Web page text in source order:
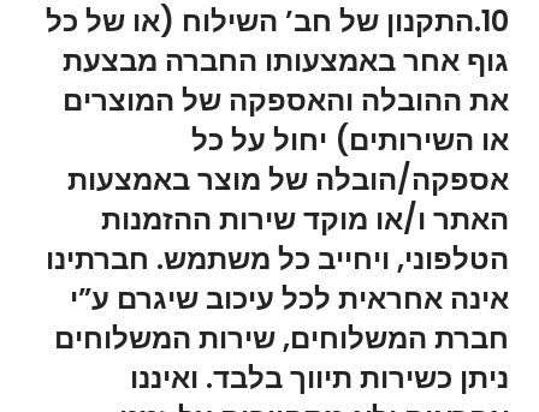
10.התקנון של חב’ השילוח (או של כל
גוף אחר באמצעותו החברה מבצעת
את ההובלה והאספקה של המוצרים
או השירותים) יחול על כל
אספקה/הובלה של מוצר באמצעות
האתר ו/או מוקד שירות ההזמנות
הטלפוני, ויחייב כל משתמש. חברתינו
אינה אחראית לכל עיכוב שיגרם ע”י
חברת המשלוחים, שירות המשלוחים
ניתן כשירות תיווך בלבד. ואיננו